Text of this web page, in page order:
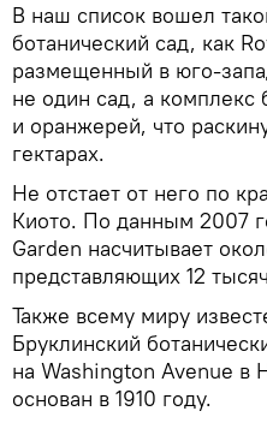
В наш список вошел
ботанический сад, как
размещенный в юго-
не один сад, а комплекс
и оранжерей, что
гектарах.
Не отстает от него по
Киото. По данным 2007
Garden насчитывает
представляющих 12
Также всему миру
Бруклинский
на Washington Avenue
основан в 1910 году.